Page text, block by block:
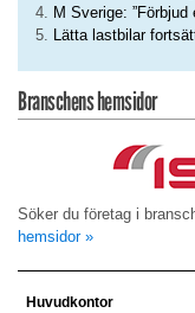
M Sverige: ”Förbjud
Lätta lastbilar
Branschens hemsidor
Söker du företag i
hemsidor »
Huvudkontor